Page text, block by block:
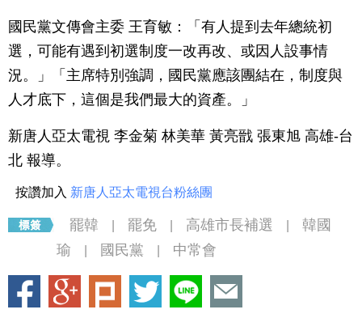
國民黨文傳會主委 王育敏：「有人提到去年總統初
選，可能有遇到初選制度一改再改、或因人設事情
況。」「主席特別強調，國民黨應該團結在，制度與
人才底下，這個是我們最大的資產。」
新唐人亞太電視 李金菊 林美華 黃亮戩 張東旭 高雄-台
北 報導。
按讚加入 新唐人亞太電視台粉絲團
罷韓 罷免 高雄市長補選
韓國
瑜
國民黨 中常會